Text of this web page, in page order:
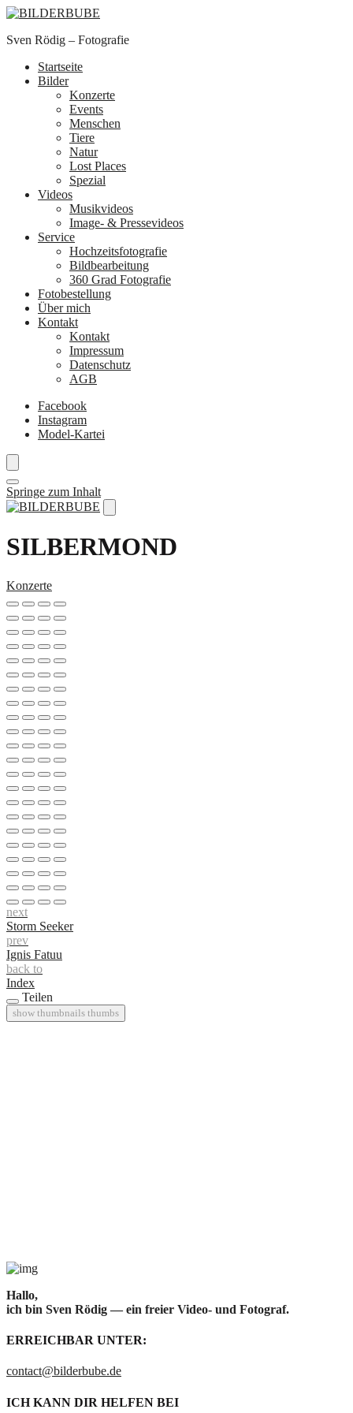
Sven Rödig – Fotografie
Startseite
Bilder
Konzerte
Events
Menschen
Tiere
Natur
Lost Places
Spezial
Videos
Musikvideos
Image- & Pressevideos
Service
Hochzeitsfotografie
Bildbearbeitung
360 Grad Fotografie
Fotobestellung
Über mich
Kontakt
Kontakt
Impressum
Datenschutz
AGB
Facebook
Instagram
Model-Kartei
Springe zum Inhalt
SILBERMOND
Konzerte
next
Storm Seeker
prev
Ignis Fatuu
back to
Index
Teilen
show thumbnails thumbs
Hallo,
ich bin Sven Rödig — ein freier Video- und Fotograf.
ERREICHBAR UNTER:
contact@bilderbube.de
ICH KANN DIR HELFEN BEI